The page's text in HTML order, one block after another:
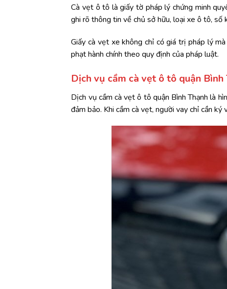
Cà vẹt ô tô là giấy tờ pháp lý chứng minh
ghi rõ thông tin về chủ sở hữu, loại xe ô tô, số
Giấy cà vẹt xe không chỉ có giá trị pháp lý
phạt hành chính theo quy định của pháp luật.
Dịch vụ cầm cà vẹt ô tô quận Bình
Dịch vụ cầm cà vẹt ô tô quận Bình Thạnh là
đảm bảo. Khi cầm cà vẹt, người vay chỉ cần